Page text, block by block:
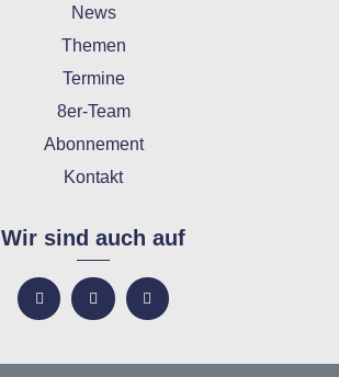
News
Themen
Termine
8er-Team
Abonnement
Kontakt
Wir sind auch auf